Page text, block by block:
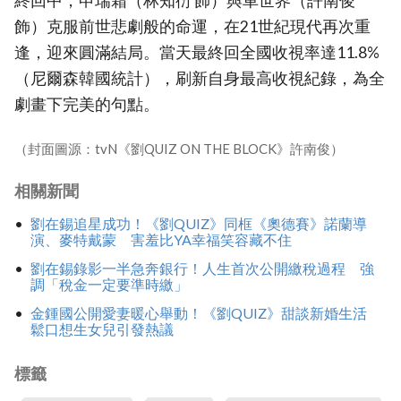
飾）克服前世悲劇般的命運，在21世紀現代再次重
逢，迎來圓滿結局。當天最終回全國收視率達11.8%
（尼爾森韓國統計），刷新自身最高收視紀錄，為全
劇畫下完美的句點。
（封面圖源：tvN《劉QUIZ ON THE BLOCK》許南俊）
相關新聞
劉在錫追星成功！《劉QUIZ》同框《奧德賽》諾蘭導
演、麥特戴蒙 害羞比YA幸福笑容藏不住
劉在錫錄影一半急奔銀行！人生首次公開繳稅過程 強
調「稅金一定要準時繳」
金鍾國公開愛妻暖心舉動！《劉QUIZ》甜談新婚生活
鬆口想生女兒引發熱議
標籤